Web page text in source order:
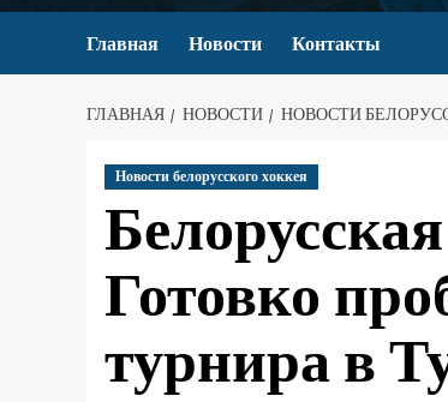
Главная Новости Контакты
ГЛАВНАЯ НОВОСТИ НОВОСТИ
Новости белорусского хоккея
Готовко
турнира в